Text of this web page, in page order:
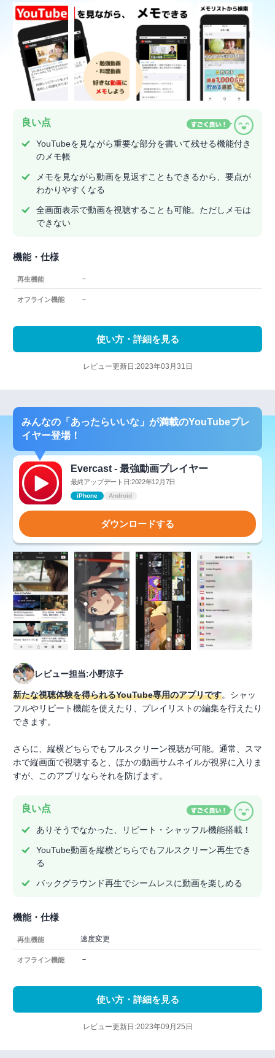
良い点
YouTubeを見ながら重要な部分を書いて残せる機能付き
のメモ帳
メモを見ながら動画を見返すこともできるから、要点が
わかりやすくなる
全画面表示で動画を視聴することも可能。ただしメモは
できない
機能・仕様
再生機能 －
オフライン機能 －
使い方・詳細を見る
レビュー更新日:2023年03月31日
みんなの「あったらいいな」が満載のYouTubeプレ
イヤー登場！
Evercast - 最強動画プレイヤー
最終アップデート日:2022年12月7日
iPhone Android
ダウンロードする
レビュー担当:小野涼子
新たな視聴体験を得られるYouTube専用のアプリです。シャッ
フルやリピート機能を使えたり、プレイリストの編集を行えたり
できます。
さらに、縦横どちらでもフルスクリーン視聴が可能。通常、スマ
ホで縦画面で視聴すると、ほかの動画サムネイルが視界に入りま
すが、このアプリならそれを防げます。
良い点
ありそうでなかった、リピート・シャッフル機能搭載！
YouTube動画を縦横どちらでもフルスクリーン再生でき
る
バックグラウンド再生でシームレスに動画を楽しめる
機能・仕様
再生機能 速度変更
オフライン機能 －
使い方・詳細を見る
レビュー更新日:2023年09月25日